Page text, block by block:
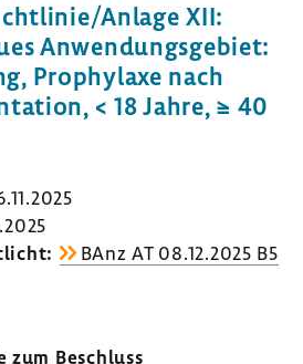
Anlage XII:
Anwen­dungs­ge­biet:
Prophy­laxe nach
< 18 Jahre, ≥ 40
BAnz AT 08.12.2025 B5
zum Beschluss